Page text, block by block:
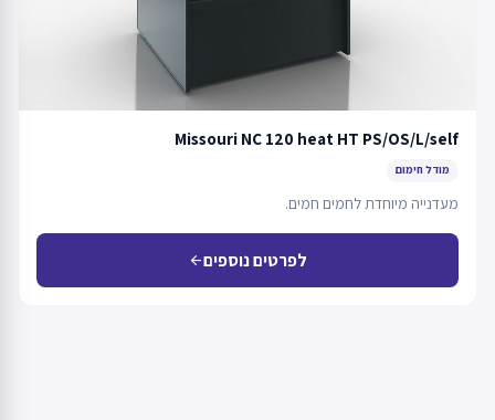
Missouri NC 120 heat HT PS/OS/L/self
מודל חימום
מעדנייה מיוחדת לחמים חמים.
לפרטים נוספיםarrow_back